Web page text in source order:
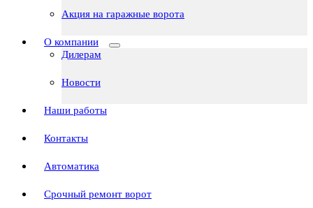
Акция на гаражные ворота
О компании
Дилерам
Новости
Наши работы
Контакты
Автоматика
Срочный ремонт ворот